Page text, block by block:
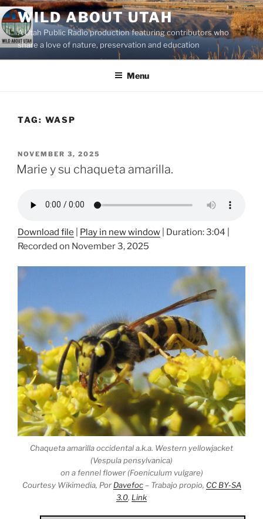
Skip
to
content
WILD ABOUT UTAH
A Utah Public Radio production featuring contributors who
share a love of nature, preservation and education
Menu
TAG: WASP
POSTED
ON
NOVEMBER 3, 2025
Marie y su chaqueta amarilla.
Download file Play in new window Duration: 3:04
Recorded on November 3, 2025
Chaqueta amarilla occidental a.k.a. Western yellowjacket
(Vespula pensylvanica)
on a fennel flower (Foeniculum vulgare)
Courtesy Wikimedia, Por Davefoc– Trabajo propio, CC BY-SA
3.0, Link